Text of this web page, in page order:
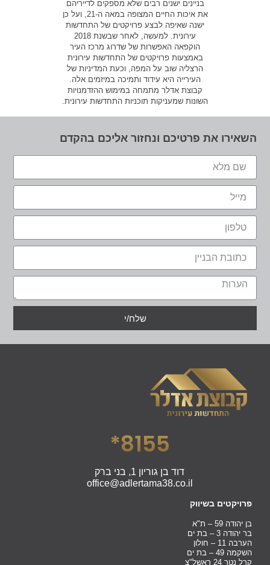
בניינים ישנים רבים שלא מספקים לדייריהם
את איכות החיים המצופה במאה ה-21, ועל כן
ישנה שאיפה לבצע פרויקטים של התחדשות
עירונית. למעשה, לאחר שבשנת 2018
הוקפאה האפשרות של שדרוג מרכז העיר
באמצעות פרויקטים של התחדשות עירונית
הרצליה שוב על המפה, וכעת המדיניות של
העירייה היא עידוד ותמיכה במיזמים אלה.
קבוצת אדלר מתמחה במימוש ההזדמנויות
השונות שמעניקות תוכניות התחדשות עירונית.
השאירו את פרטיכם ונחזור אליכם בהקדם
שלח/י
8155*
דוד בן גוריון 1, בני ברק
office@adlertama38.co.il
פרויקטים בשיווק
בן יהודה 59 – ת"א
בר יהודה 3 – בת ים
הערבה 11 – חולון
השקמה 49 – בת ים
קרל נטר 24 ראשל"צ